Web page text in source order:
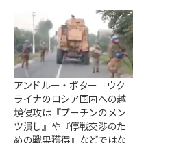
アンドルー・ポター「ウク
ライナのロシア国内への越
境侵攻は『プーチンのメン
ツ潰し』や『停戦交渉のた
めの戦果獲得』などではな